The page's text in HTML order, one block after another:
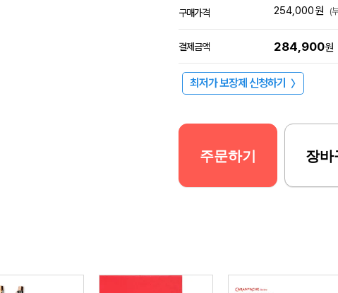
구매가격 254,000원 (
결제금액 284,900원
최저가 보장제 신청하기 〉
주문하기 장바